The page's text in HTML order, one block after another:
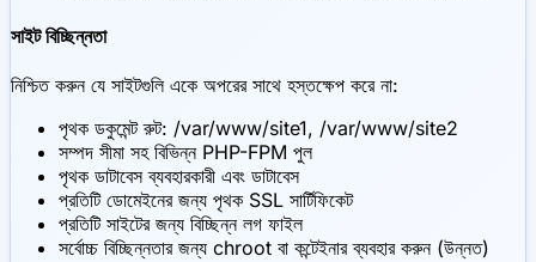
সাইট বিচ্ছিন্নতা
নিশ্চিত করুন যে সাইটগুলি একে অপরের সাথে হস্তক্ষেপ করে না:
পৃথক ডকুমেন্ট রুট: /var/www/site1, /var/www/site2
সম্পদ সীমা সহ বিভিন্ন PHP-FPM পুল
পৃথক ডাটাবেস ব্যবহারকারী এবং ডাটাবেস
প্রতিটি ডোমেইনের জন্য পৃথক SSL সার্টিফিকেট
প্রতিটি সাইটের জন্য বিচ্ছিন্ন লগ ফাইল
সর্বোচ্চ বিচ্ছিন্নতার জন্য chroot বা কন্টেইনার ব্যবহার করুন (উন্নত)